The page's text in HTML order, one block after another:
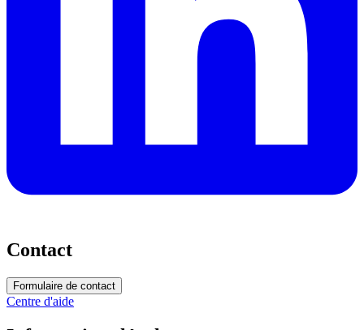
Contact
Formulaire de contact
Centre d'aide